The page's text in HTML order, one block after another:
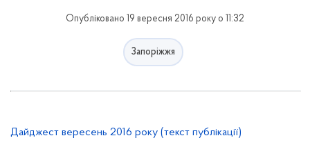
Опубліковано 19 вересня 2016 року о 11:32
Запоріжжя
Дайджест вересень 2016 року (текст публікації)